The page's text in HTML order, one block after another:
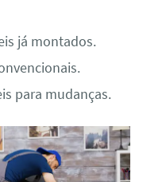
já montados.
para mudanças.